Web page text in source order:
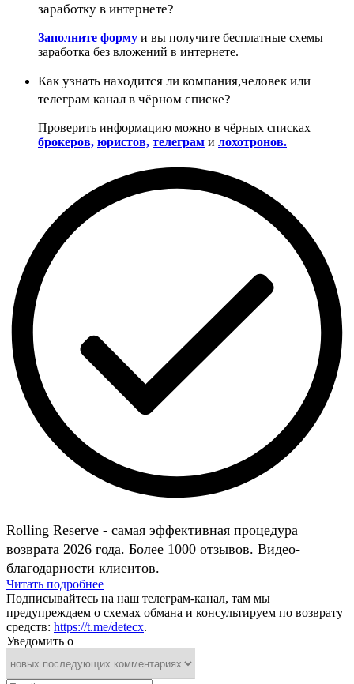
заработку в интернете?
Заполните форму и вы получите бесплатные схемы
заработка без вложений в интернете.
Как узнать находится ли компания,человек или
телеграм канал в чёрном списке?
Проверить информацию можно в чёрных списках
брокеров, юристов, телеграм и лохотронов.
Rolling Reserve - самая эффективная процедура
возврата 2026 года. Более 1000 отзывов. Видео-
благодарности клиентов.
Читать подробнее
Подписывайтесь на наш телеграм-канал, там мы
предупреждаем о схемах обмана и консультируем по возврату
средств: https://t.me/detecx.
Уведомить о